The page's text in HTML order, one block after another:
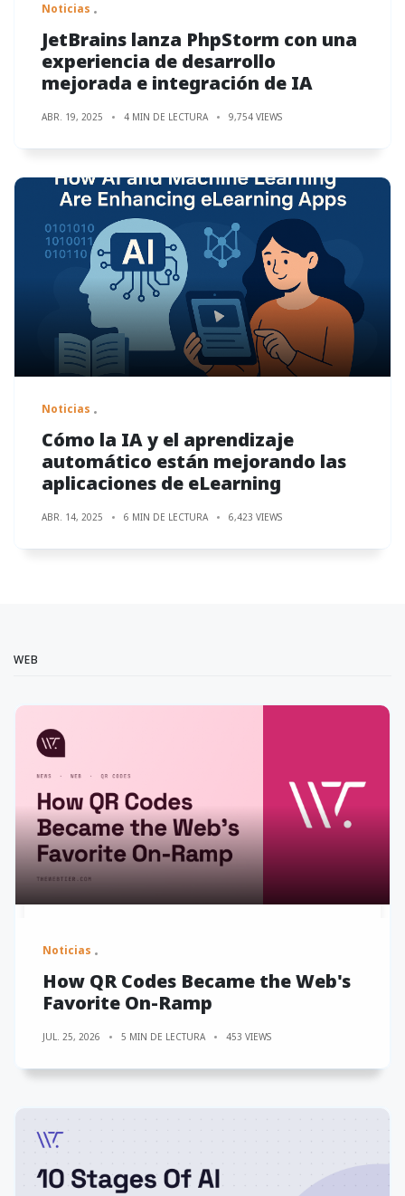
Noticias
JetBrains lanza PhpStorm con una
experiencia de desarrollo
mejorada e integración de IA
ABR. 19, 2025 4 MIN DE LECTURA 9,754 VIEWS
Noticias
Cómo la IA y el aprendizaje
automático están mejorando las
aplicaciones de eLearning
ABR. 14, 2025 6 MIN DE LECTURA 6,423 VIEWS
WEB
Noticias
How QR Codes Became the Web's
Favorite On-Ramp
JUL. 25, 2026 5 MIN DE LECTURA 453 VIEWS